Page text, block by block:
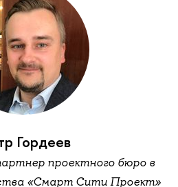
Гордеев
проектного бюро в
«Смарт Сити Проект»